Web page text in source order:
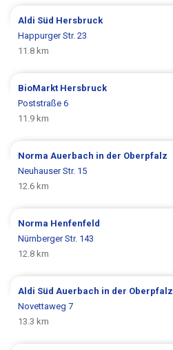
Aldi Süd Hersbruck
Happurger Str. 23
11.8 km
BioMarkt Hersbruck
Poststraße 6
11.9 km
Norma Auerbach in der Oberpfalz
Neuhauser Str. 15
12.6 km
Norma Henfenfeld
Nürnberger Str. 143
12.8 km
Aldi Süd Auerbach in der Oberpfalz
Novettaweg 7
13.3 km